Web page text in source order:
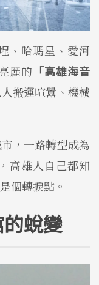
、哈瑪星、愛河
麗的 「高雄海音
搬運喧囂、機械
，一路轉型成為
高雄人自己都知
個轉捩點。
蛻變